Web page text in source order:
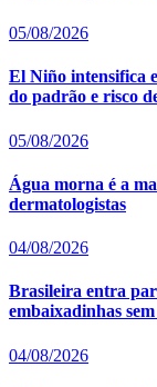
05/08/2026
El Niño intensifica
do padrão e risco
05/08/2026
Água morna é a
dermatologistas
04/08/2026
Brasileira entra
embaixadinhas
04/08/2026